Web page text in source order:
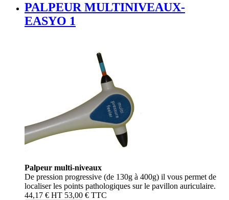
PALPEUR MULTINIVEAUX-
EASYO 1
Palpeur multi-niveaux
De pression progressive (de 130g à 400g) il vous permet de
localiser les points pathologiques sur le pavillon auriculaire.
44,17 € HT 53,00 € TTC